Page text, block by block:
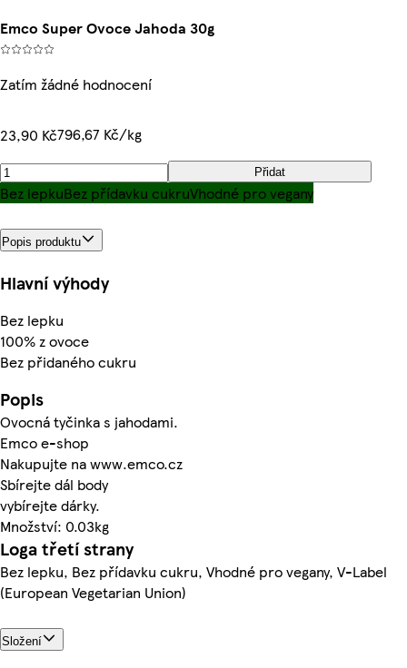
Emco Super Ovoce Jahoda 30g
Zatím žádné hodnocení
23,90 Kč796,67 Kč/kg
Přidat
Bez lepkuBez přídavku cukruVhodné pro vegany
Popis produktu
Hlavní výhody
Bez lepku
100% z ovoce
Bez přidaného cukru
Popis
Ovocná tyčinka s jahodami.
Emco e-shop
Nakupujte na www.emco.cz
Sbírejte dál body
vybírejte dárky.
Množství: 0.03kg
Loga třetí strany
Bez lepku, Bez přídavku cukru, Vhodné pro vegany, V-Label
(European Vegetarian Union)
Složení